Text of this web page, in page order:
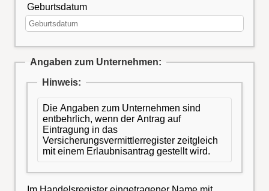
Geburtsdatum
Angaben zum Unternehmen:
Hinweis:
Die Angaben zum Unternehmen sind
entbehrlich, wenn der Antrag auf
Eintragung in das
Versicherungsvermittlerregister zeitgleich
mit einem Erlaubnisantrag gestellt wird.